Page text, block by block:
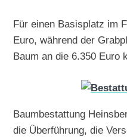
Für einen Basisplatz im
Euro, während der
Baum an die 6.350 Euro
Baumbestattung
die Überführung, die